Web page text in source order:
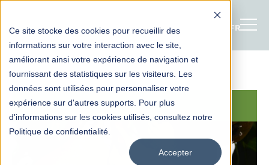
Ce site stocke des cookies pour recueillir des
informations sur votre interaction avec le site,
améliorant ainsi votre expérience de navigation et
fournissant des statistiques sur les visiteurs. Les
données sont utilisées pour personnaliser votre
expérience sur d'autres supports. Pour plus
d'informations sur les cookies utilisés, consultez notre
Politique de confidentialité.
Accepter